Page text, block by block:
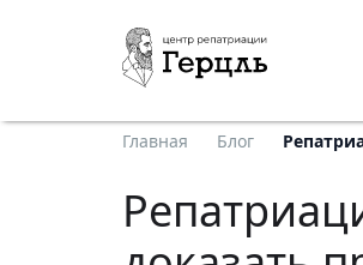
Главная Блог